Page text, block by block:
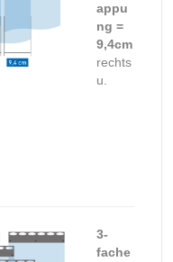
appu
ng =
9,4cm
rechts
u.
3-
fache